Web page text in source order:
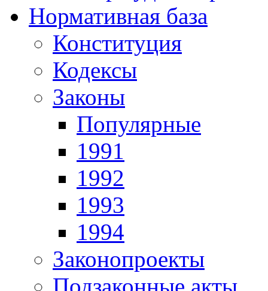
Нормативная база
Конституция
Кодексы
Законы
Популярные
1991
1992
1993
1994
Законопроекты